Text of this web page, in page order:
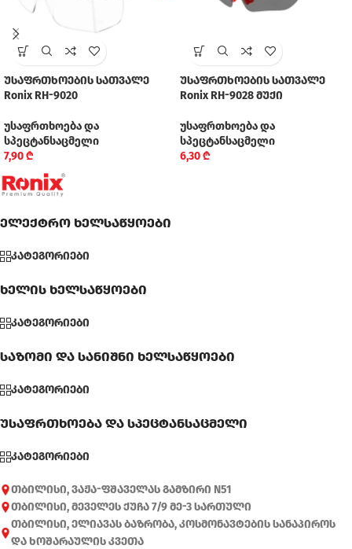
უსაფრთხოების სათვალე
Ronix RH-9020
უსაფრთხოება და
სპეცტანსაცმელი
7,90₾
უსაფრთხოების სათვალე
Ronix RH-9028 მუქი
უსაფრთხოება და
სპეცტანსაცმელი
6,30₾
ელექტრო ხელსაწყოები
კატეგორიები
ხელის ხელსაწყოები
კატეგორიები
საზომი და სანიშნი ხელსაწყოები
კატეგორიები
უსაფრთხოება და სპეცტანსაცმელი
კატეგორიები
თბილისი, ვაჟა-ფშაველას გამზირი N51
თბილისი, მეველეს ქუჩა 7/9 მე-3 სართული
თბილისი, ელიავას ბაზრობა, კოსმონავტების სანაპიროს
და ხოშარაულის კვეთა